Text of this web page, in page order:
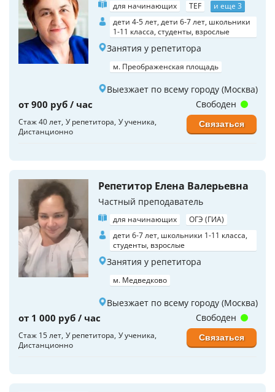
для начинающих TEF
и еще 3
дети 4-5 лет, дети 6-7 лет, школьники
1-11 класса, студенты, взрослые
Занятия у репетитора
м. Преображенская площадь
Выезжает по всему городу (Москва)
от 900 руб / час
Стаж 40 лет У репетитора У ученика
Дистанционно
Свободен
Связаться
Репетитор Елена Валерьевна
Частный преподаватель
для начинающих
ОГЭ (ГИА)
дети 6-7 лет, школьники 1-11 класса,
студенты, взрослые
Занятия у репетитора
м. Медведково
Выезжает по всему городу (Москва)
от 1 000 руб / час
Стаж 15 лет У репетитора У ученика
Дистанционно
Свободен
Связаться